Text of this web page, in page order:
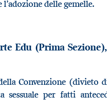
delle gemelle.
Edu (Prima
Convenzione (divieto
sessuale per fatti